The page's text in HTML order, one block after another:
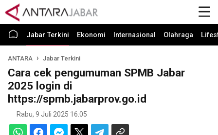
Jabar Terkini Ekonomi Internasional Olahraga
ANTARA Jabar Terkini
Cara cek pengumuman SPMB Jabar
2025 login di
https://spmb.jabarprov.go.id
Rabu, 9 Juli 2025 16:05